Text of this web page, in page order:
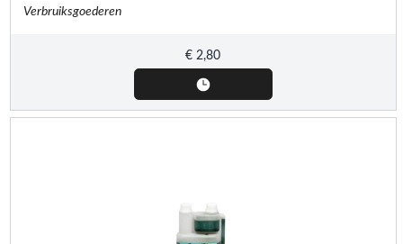
Verbruiksgoederen
€ 2,80